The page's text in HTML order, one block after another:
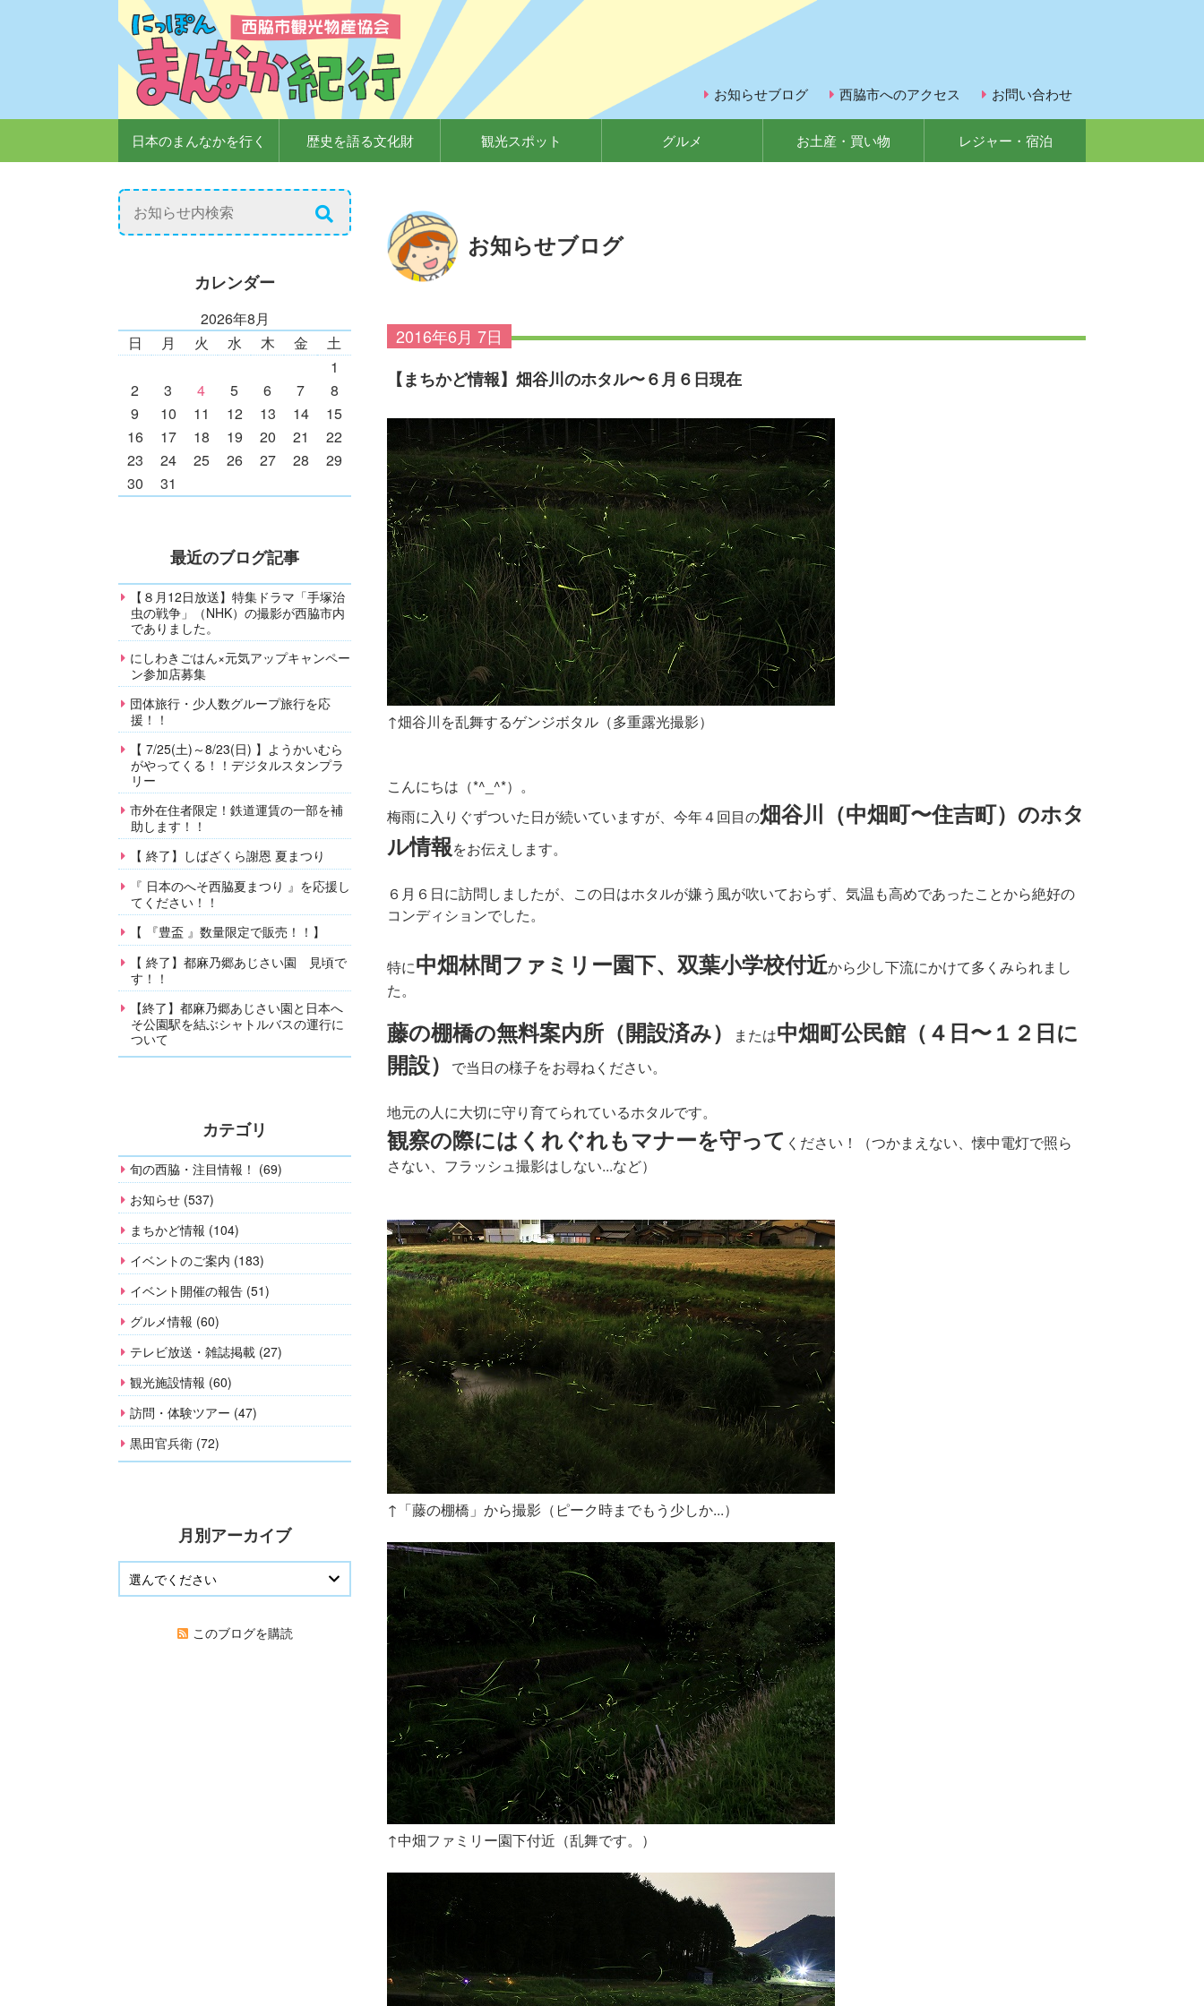
日本のまんなかを行く 歴史を語る文化財 観光スポット グルメ お土産・買い物 レジャー・宿泊
お知らせブログ 西脇市へのアクセス お問い合わせ
お知らせブログ
【まちかど情報】畑谷川のホタル〜６月６日現在
2016年6月 7日
↑畑谷川を乱舞するゲンジボタル（多重露光撮影）
こんにちは（*^_^*）。
梅雨に入りぐずついた日が続いていますが、今年４回目の畑谷川（中畑町〜住吉町）のホタ
ル情報をお伝えします。
６月６日に訪問しましたが、この日はホタルが嫌う風が吹いておらず、気温も高めであったことから絶好の
コンディションでした。
特に中畑林間ファミリー園下、双葉小学校付近から少し下流にかけて多くみられまし
た。
藤の棚橋の無料案内所 （開設済み） または中畑町公民館（４日〜１２日に
開設）
で当日の様子をお尋ねください。
地元の人に大切に守り育てられているホタルです。
観察の際にはくれぐれもマナーを守って ください！（つかまえない、懐中電灯で照ら
さない、フラッシュ撮影はしない...など）
↑「藤の棚橋」から撮影（ピーク時までもう少しか...）
↑中畑ファミリー園下付近（乱舞です。）
カレンダー
2026年8月
日
月 火 水 木 金
土
1
2
3 4 5 6 7
8
9
10 11 12 13 14
15
16
17 18 19 20 21
22
23
24 25 26 27 28
29
30
31
最近のブログ記事
【８月12日放送】特集ドラマ「手塚治
虫の戦争」（NHK）の撮影が西脇市内
でありました。
にしわきごはん×元気アップキャンペー
ン参加店募集
団体旅行・少人数グループ旅行を応
援！！
【 7/25(土)～8/23(日) 】ようかいむら
がやってくる！！デジタルスタンプラ
リー
市外在住者限定！鉄道運賃の一部を補
助します！！
【 終了】しばざくら謝恩 夏まつり
『 日本のへそ西脇夏まつり 』を応援し
てください！！
【 『豊盃 』数量限定で販売！！】
【 終了】都麻乃郷あじさい園 見頃で
す！！
【終了】都麻乃郷あじさい園と日本へ
そ公園駅を結ぶシャトルバスの運行に
ついて
カテゴリ
旬の西脇・注目情報！ (69)
お知らせ (537)
まちかど情報 (104)
イベントのご案内 (183)
イベント開催の報告 (51)
グルメ情報 (60)
テレビ放送・雑誌掲載 (27)
観光施設情報 (60)
訪問・体験ツアー (47)
黒田官兵衛 (72)
月別アーカイブ
このブログを購読